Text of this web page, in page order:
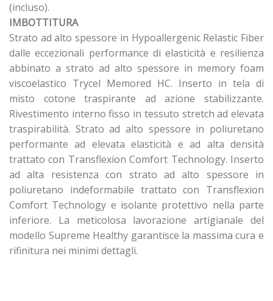
(incluso).
IMBOTTITURA
Strato ad alto spessore in Hypoallergenic Relastic Fiber
dalle eccezionali performance di elasticità e resilienza
abbinato a strato ad alto spessore in memory foam
viscoelastico Trycel Memored HC. Inserto in tela di
misto cotone traspirante ad azione stabilizzante.
Rivestimento interno fisso in tessuto stretch ad elevata
traspirabilità. Strato ad alto spessore in poliuretano
performante ad elevata elasticità e ad alta densità
trattato con Transflexion Comfort Technology. Inserto
ad alta resistenza con strato ad alto spessore in
poliuretano indeformabile trattato con Transflexion
Comfort Technology e isolante protettivo nella parte
inferiore. La meticolosa lavorazione artigianale del
modello Supreme Healthy garantisce la massima cura e
rifinitura nei minimi dettagli.